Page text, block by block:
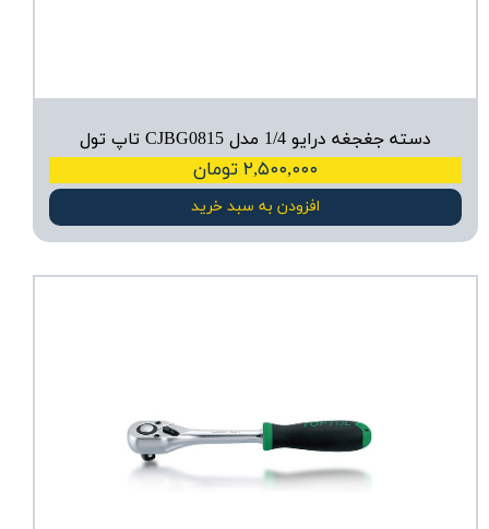
دسته جغجغه درایو 1/4 مدل CJBG0815 تاپ تول
۲,۵۰۰,۰۰۰ تومان
افزودن به سبد خرید